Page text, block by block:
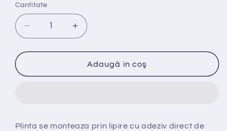
Cantitate
Reduceți
cantitatea
pentru
Alba
Creșteți
cantitatea
pentru
Plinta
Alba
Adaugă in coş
Plinta se monteaza prin lipire cu adeziv direct de